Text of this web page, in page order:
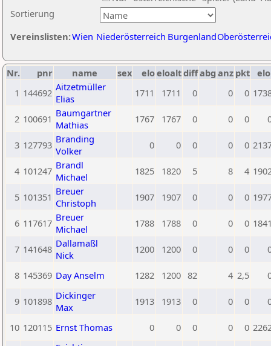
Sortierung
Vereinslisten:Wien Niederösterreich Burgenland
Nr. pnr name sex eloeloaltdiffabg anz pkt
1 144692 Aitzetmüller
Elias
1711 1711 0 0 0
2 100691 Baumgartner
Mathias
1767 1767 0 0 0
3 127793 Branding
Volker
0 0 0 0 0
4 101247 Brandl
Michael
1825 1820 5 8 4
5 101351 Breuer
Christoph
1907 1907 0 0 0
6 117617 Breuer
Michael
1788 1788 0 0 0
7 141648 Dallamaßl
Nick
1200 1200 0 0 0
8 145369 Day Anselm 1282 1200 82 4 2,5
9 101898 Dickinger
Max
1913 1913 0 0 0
10 120115 Ernst Thomas 0 0 0 0 0